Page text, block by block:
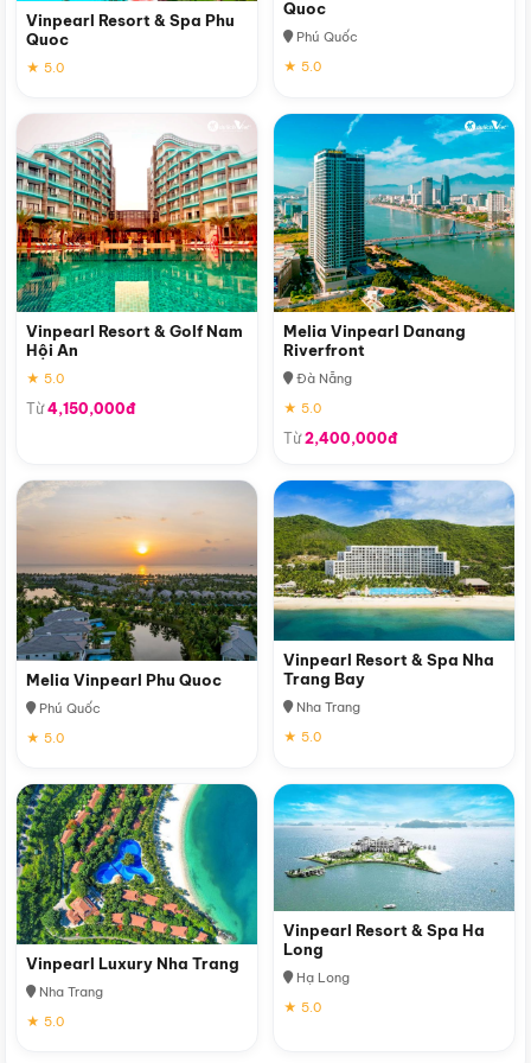
Vinpearl Resort & Spa Phu
Quoc
★ 5.0
Quoc
Phú Quốc
★ 5.0
Vinpearl Resort & Golf Nam
Hội An
★ 5.0
Từ4,150,000đ
Melia Vinpearl Danang
Riverfront
Đà Nẵng
★ 5.0
Từ2,400,000đ
Melia Vinpearl Phu Quoc
Phú Quốc
★ 5.0
Vinpearl Resort & Spa Nha
Trang Bay
Nha Trang
★ 5.0
Vinpearl Luxury Nha Trang
Nha Trang
★ 5.0
Vinpearl Resort & Spa Ha
Long
Hạ Long
★ 5.0